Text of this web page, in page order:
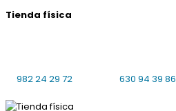
Tienda física
982 24 29 72
630 94 39 86